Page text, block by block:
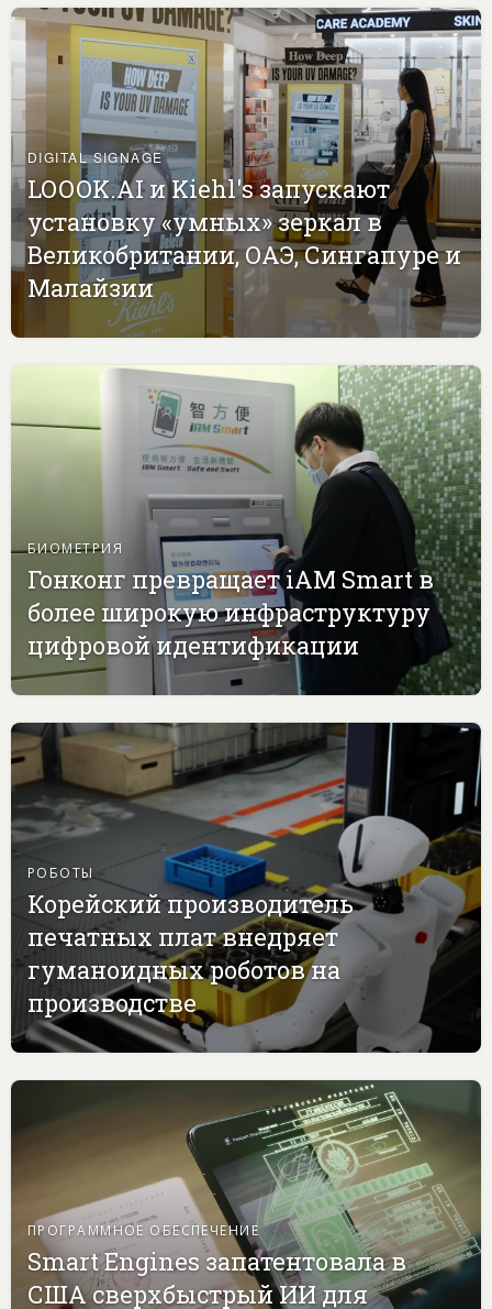
DIGITAL SIGNAGE
LOOOK.AI и Kiehl's запускают
установку «умных» зеркал в
Великобритании, ОАЭ, Сингапуре и
Малайзии
БИОМЕТРИЯ
Гонконг превращает iAM Smart в
более широкую инфраструктуру
цифровой идентификации
РОБОТЫ
Корейский производитель
печатных плат внедряет
гуманоидных роботов на
производстве
ПРОГРАММНОЕ ОБЕСПЕЧЕНИЕ
Smart Engines запатентовала в
США сверхбыстрый ИИ для